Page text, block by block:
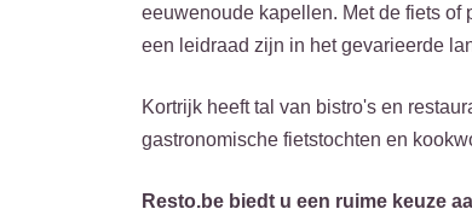
eeuwenoude kapellen. Met de fiets
een leidraad zijn in het gevarieerde
Kortrijk heeft tal van bistro's en
gastronomische fietstochten en
Resto.be biedt u een ruime keuze